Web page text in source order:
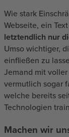
Wie stark
Webseite, ein
letztendlich nur
Umso wichtiger,
einfließen zu
Jemand mit
vermutlich sogar
welche bereits
Technologien
Machen wir